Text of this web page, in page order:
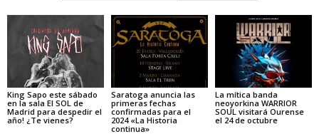
King Sapo este sábado
en la sala El SOL de
Madrid para despedir el
año! ¿Te vienes?
Saratoga anuncia las
primeras fechas
confirmadas para el
2024 «La Historia
continua»
La mítica banda
neoyorkina WARRIOR
SOUL visitará Ourense
el 24 de octubre